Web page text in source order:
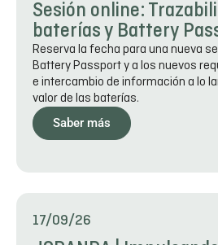
Sesión online:
baterías y Battery
Reserva la fecha para una nueva
Battery Passport y a los nuevos
e intercambio de información a lo
valor de las baterías.
Saber más
17/09/26